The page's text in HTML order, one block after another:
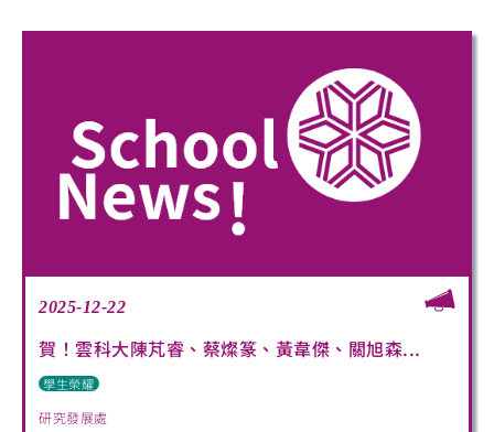
2025-12-22
賀！雲科大陳芃睿、蔡燦篆、黃韋傑、關旭森...
學生榮耀
研究發展處